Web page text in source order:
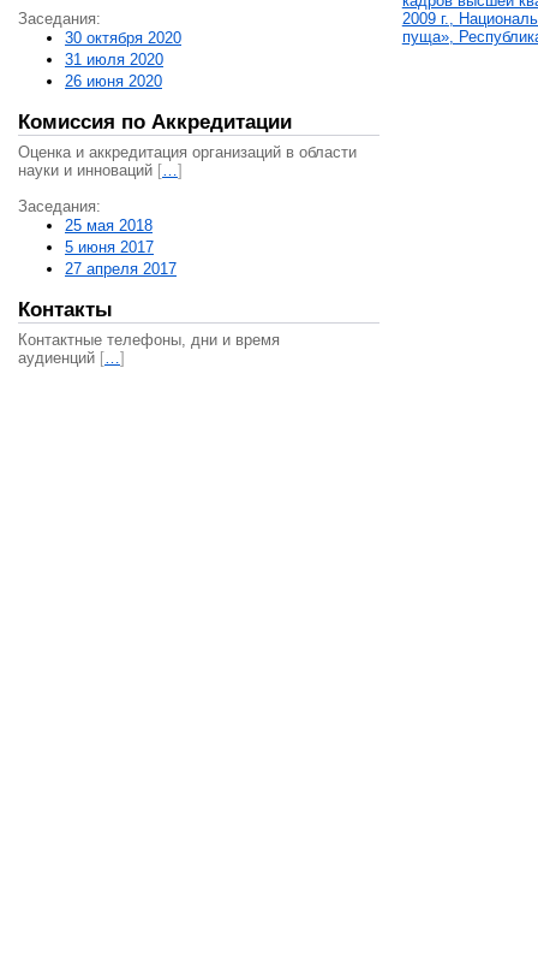
Заседания:
30 октября 2020
31 июля 2020
26 июня 2020
Комиссия по Аккредитации
Оценка и аккредитация организаций в области
науки и инноваций […]
Заседания:
25 мая 2018
5 июня 2017
27 апреля 2017
Контакты
Контактные телефоны, дни и время
аудиенций […]
2009 г.,
пуща»,